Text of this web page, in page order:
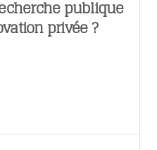
publique
privée ?